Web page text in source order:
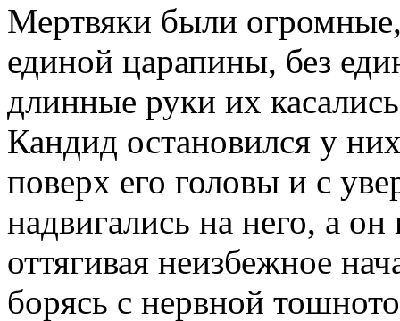
Мертвяки были
единой царапины, без
длинные руки их
Кандид остановился у
поверх его головы и с
надвигались на него, а он
оттягивая неизбежное
борясь с нервной